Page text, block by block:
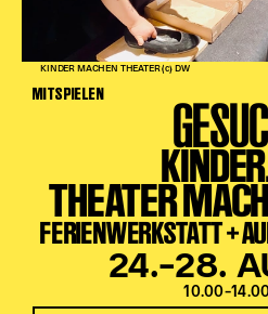
KINDER MACHEN THEATER (c) DW
MITSPIELEN
THEATER
FERIENWERKSTATT +
24.–28.